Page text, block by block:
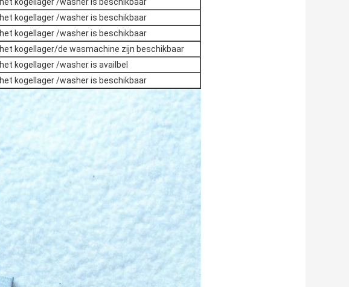
het kogellager /washer is beschikbaar
het kogellager /washer is beschikbaar
het kogellager /washer is beschikbaar
het kogellager/de wasmachine zijn beschikbaar
het kogellager /washer is availbel
het kogellager /washer is beschikbaar